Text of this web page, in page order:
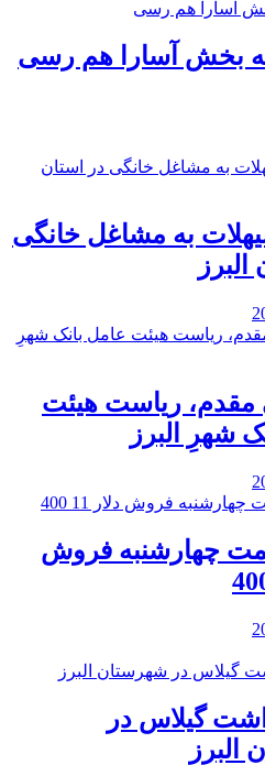
به بخش آسارا هم رسی
به مشاغل خانگی
ریاست هیئت
شهرِ البرز
چهارشنبه فروش
گیلاس در